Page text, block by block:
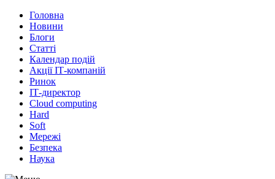
Головна
Новини
Блоги
Статті
Календар подій
Акції ІТ-компаній
Ринок
ІТ-директор
Cloud computing
Hard
Soft
Мережі
Безпека
Наука